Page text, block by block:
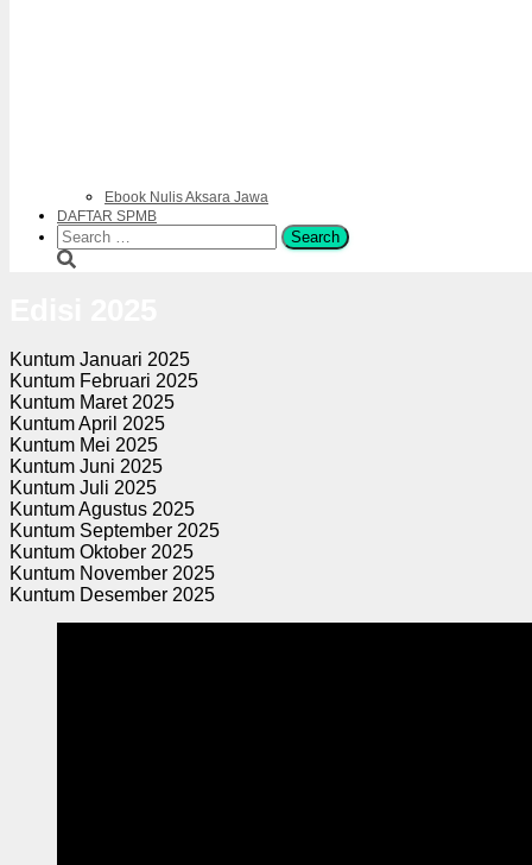
Ebook Nulis Aksara Jawa
DAFTAR SPMB
Search
for:
Kuntum Januari 2025
Kuntum Februari 2025
Kuntum Maret 2025
Kuntum April 2025
Kuntum Mei 2025
Kuntum Juni 2025
Kuntum Juli 2025
Kuntum Agustus 2025
Kuntum September 2025
Kuntum Oktober 2025
Kuntum November 2025
Kuntum Desember 2025